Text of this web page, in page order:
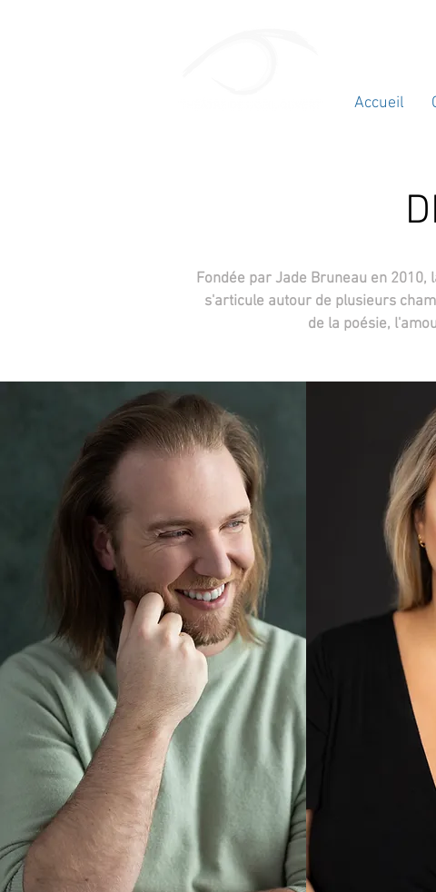
Accueil
Fondée par Jade Bruneau en
s'articule autour de plusieurs
de la poésie,